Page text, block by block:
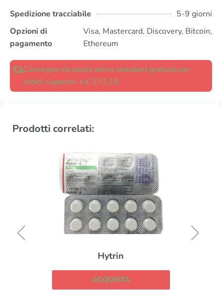
Spedizione tracciabile
5-9 giorni
Opzioni di
pagamento
Visa, Mastercard, Discovery, Bitcoin,
Ethereum
Consegna via posta aerea standard gratuita per
ordini superiori a € 172,19
Prodotti correlati:
Hytrin
ACQUISTA